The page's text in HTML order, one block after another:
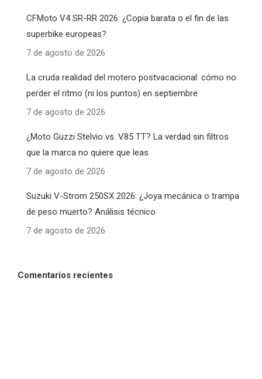
CFMoto V4 SR-RR 2026: ¿Copia barata o el fin de las
superbike europeas?
7 de agosto de 2026
La cruda realidad del motero postvacacional: cómo no
perder el ritmo (ni los puntos) en septiembre
7 de agosto de 2026
¿Moto Guzzi Stelvio vs. V85 TT? La verdad sin filtros
que la marca no quiere que leas
7 de agosto de 2026
Suzuki V-Strom 250SX 2026: ¿Joya mecánica o trampa
de peso muerto? Análisis técnico
7 de agosto de 2026
Comentarios recientes